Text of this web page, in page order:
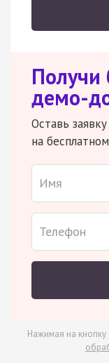
Получи
демо-
Оставь
на
Нажимая на кнопку